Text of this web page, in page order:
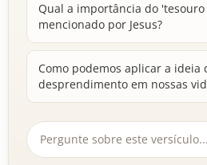
Qual a importância do 'tesouro
mencionado por Jesus?
Como podemos aplicar a ideia
desprendimento em nossas